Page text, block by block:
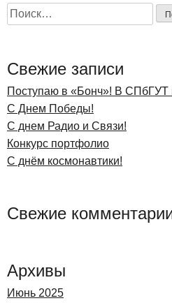
Найти:
Свежие записи
Поступаю в «Бонч»! В СПбГУТ
С Днем Победы!
С днем Радио и Связи!
Конкурс портфолио
С днём космонавтики!
Свежие
Архивы
Июнь 2025